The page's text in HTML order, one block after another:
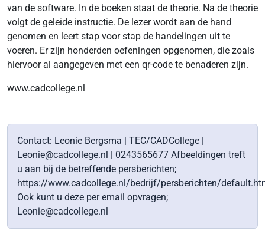
van de software. In de boeken staat de theorie. Na de theorie
volgt de geleide instructie. De lezer wordt aan de hand
genomen en leert stap voor stap de handelingen uit te
voeren. Er zijn honderden oefeningen opgenomen, die zoals
hiervoor al aangegeven met een qr-code te benaderen zijn.
www.cadcollege.nl
Contact: Leonie Bergsma | TEC/CADCollege |
Leonie@cadcollege.nl | 0243565677 Afbeeldingen treft
u aan bij de betreffende persberichten;
https://www.cadcollege.nl/bedrijf/persberichten/
Ook kunt u deze per email opvragen;
Leonie@cadcollege.nl